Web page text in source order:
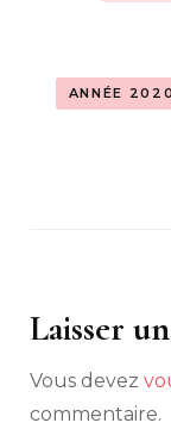
ANNÉE 2020
Laisser
Vous devez
commentaire.